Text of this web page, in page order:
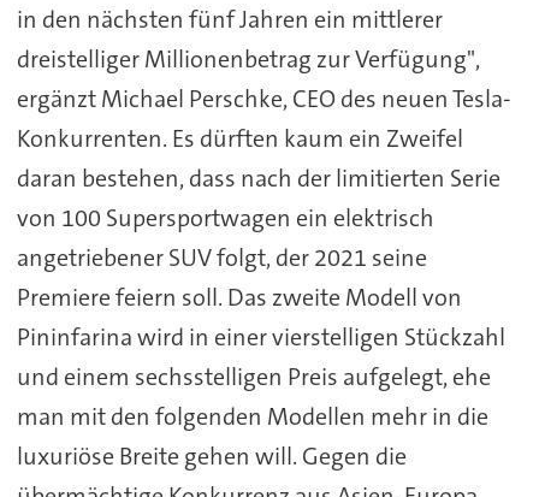
in den nächsten fünf Jahren ein mittlerer
dreistelliger Millionenbetrag zur Verfügung",
ergänzt Michael Perschke, CEO des neuen Tesla-
Konkurrenten. Es dürften kaum ein Zweifel
daran bestehen, dass nach der limitierten Serie
von 100 Supersportwagen ein elektrisch
angetriebener SUV folgt, der 2021 seine
Premiere feiern soll. Das zweite Modell von
Pininfarina wird in einer vierstelligen Stückzahl
und einem sechsstelligen Preis aufgelegt, ehe
man mit den folgenden Modellen mehr in die
luxuriöse Breite gehen will. Gegen die